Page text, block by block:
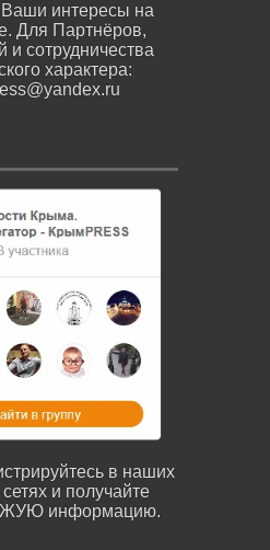
интересы на
Для Партнёров,
и сотрудничества
характера:
в наших
и получайте
информацию.